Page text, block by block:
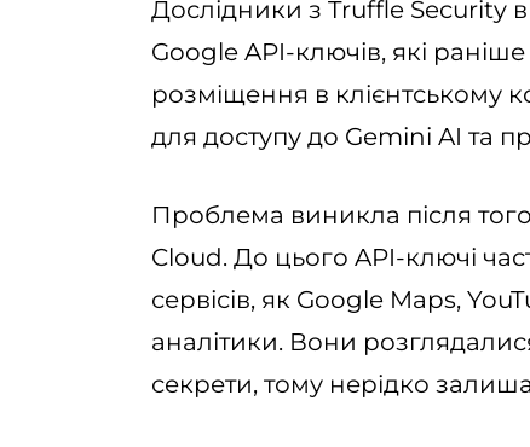
Дослідники з Truffle Security
Google API-ключів, які
розміщення в клієнтському
для доступу до Gemini AI та
Проблема виникла після
Cloud. До цього API-ключі
сервісів, як Google Maps,
аналітики. Вони
секрети, тому нерідко